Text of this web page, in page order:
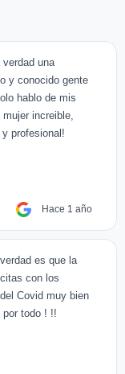
una
y conocido gente
hablo de mis
increible,
profesional!
Hace 1 año
es que la
con los
Covid muy bien
todo ! !!